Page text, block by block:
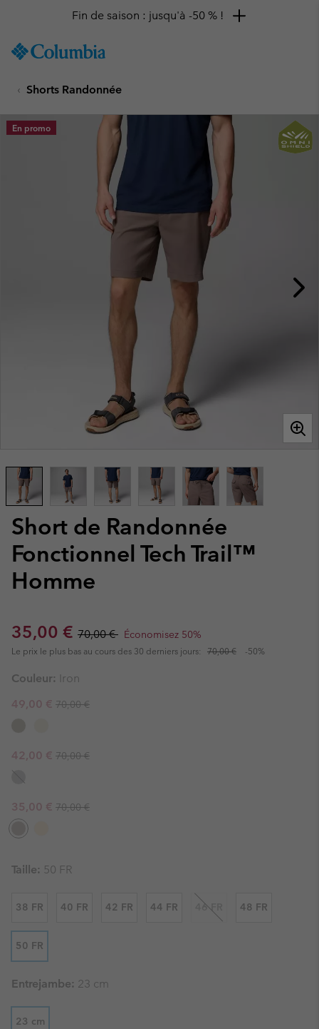
TO
SKIP
MAIN
NAV
Fin de saison : jusqu'à -50 % !
Shorts Randonnée
Short de Randonnée
Fonctionnel Tech Trail™
Homme
Sale price:
35,00 € Regular price:
70,00 € Économisez 50%
Le prix le plus bas au cours des 30 derniers jours: 70,00 € -50%
En promo
Couleur:
Iron
Sale price:
49,00 € Regular price:
70,00 €
Sale price:
42,00 € Regular price:
70,00 €
Sale price:
35,00 € Regular price:
70,00 €
Taille: 50 FR
38 FR 40 FR 42 FR 44 FR 46 FR 48 FR
50 FR
Entrejambe: 23 cm
23 cm